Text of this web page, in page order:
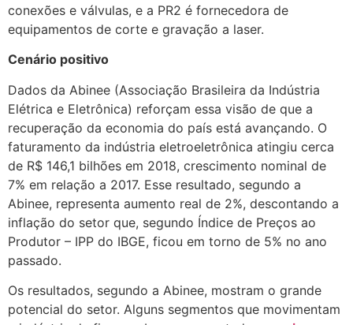
conexões e válvulas, e a PR2 é fornecedora de
equipamentos de corte e gravação a laser.
Cenário positivo
Dados da Abinee (Associação Brasileira da Indústria
Elétrica e Eletrônica) reforçam essa visão de que a
recuperação da economia do país está avançando. O
faturamento da indústria eletroeletrônica atingiu cerca
de R$ 146,1 bilhões em 2018, crescimento nominal de
7% em relação a 2017. Esse resultado, segundo a
Abinee, representa aumento real de 2%, descontando a
inflação do setor que, segundo Índice de Preços ao
Produtor – IPP do IBGE, ficou em torno de 5% no ano
passado.
Os resultados, segundo a Abinee, mostram o grande
potencial do setor. Alguns segmentos que movimentam